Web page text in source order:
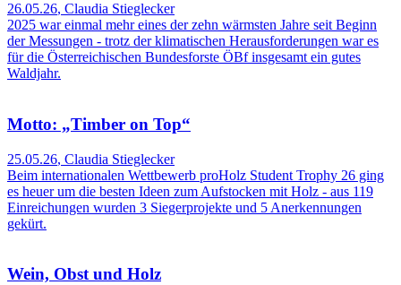
26.05.26, Claudia Stieglecker
2025 war einmal mehr eines der zehn wärmsten Jahre seit Beginn
der Messungen - trotz der klimatischen Herausforderungen war es
für die Österreichischen Bundesforste ÖBf insgesamt ein gutes
Waldjahr.
Motto: „Timber on Top“
25.05.26, Claudia Stieglecker
Beim internationalen Wettbewerb proHolz Student Trophy 26 ging
es heuer um die besten Ideen zum Aufstocken mit Holz - aus 119
Einreichungen wurden 3 Siegerprojekte und 5 Anerkennungen
gekürt.
Wein, Obst und Holz